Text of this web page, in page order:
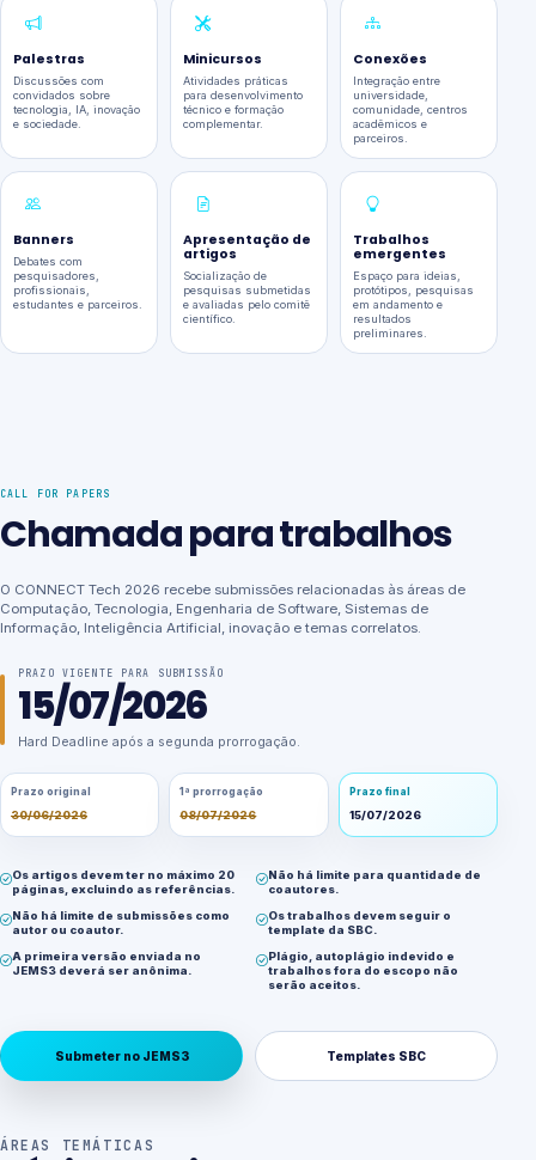
Palestras
Discussões com
convidados sobre
tecnologia, IA, inovação
e sociedade.
Minicursos
Atividades práticas
para desenvolvimento
técnico e formação
complementar.
Conexões
Integração entre
universidade,
comunidade, centros
acadêmicos e
parceiros.
Banners
Debates com
pesquisadores,
profissionais,
estudantes e parceiros.
Apresentação de
artigos
Socialização de
pesquisas submetidas
e avaliadas pelo comitê
científico.
Trabalhos
emergentes
Espaço para ideias,
protótipos, pesquisas
em andamento e
resultados
preliminares.
CALL FOR PAPERS
Chamada para trabalhos
O CONNECT Tech 2026 recebe submissões relacionadas às áreas de
Computação, Tecnologia, Engenharia de Software, Sistemas de
Informação, Inteligência Artificial, inovação e temas correlatos.
PRAZO VIGENTE PARA SUBMISSÃO
15/07/2026
Hard Deadline após a segunda prorrogação.
Prazo original
30/06/2026
1ª prorrogação
08/07/2026
Prazo final
15/07/2026
Os artigos devem ter no máximo 20
páginas, excluindo as referências.
Não há limite para quantidade de
coautores.
Não há limite de submissões como
autor ou coautor.
Os trabalhos devem seguir o
template da SBC.
A primeira versão enviada no
JEMS3 deverá ser anônima.
Plágio, autoplágio indevido e
trabalhos fora do escopo não
serão aceitos.
Submeter no JEMS3 Templates SBC
ÁREAS TEMÁTICAS